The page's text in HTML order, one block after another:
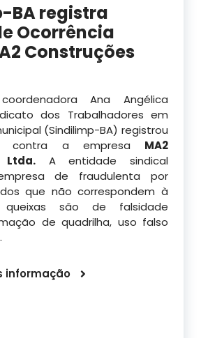
BA registra
Ocorrência
Construções
Ana Angélica
dos Trabalhadores em
(Sindilimp-BA) registrou
contra a empresa MA2
Ltda.A entidade sindical
de fraudulenta por
que não correspondem à
queixas são de falsidade
de quadrilha, uso falso
informação